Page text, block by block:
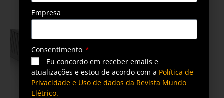
Empresa
Consentimento
Eu concordo em receber emails e
atualizações e estou de acordo com a Política de
Privacidade e Uso de dados da Revista Mundo
Elétrico.